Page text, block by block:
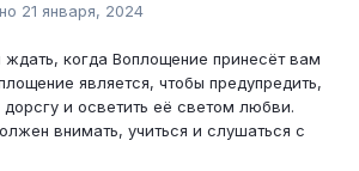
21 января, 2024
когда Воплощение принесёт вам
является, чтобы предупредить,
дорсгу и осветить её светом любви.
внимать, учиться и слушаться с